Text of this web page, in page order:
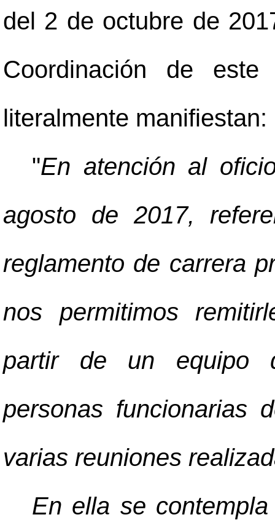
del 2 de octubre de
Coordinación de
literalmente manifiestan:
"En atención al
agosto de 2017,
reglamento de carrera
nos permitimos
partir de un equipo
personas funcionarias
varias reuniones
En ella se